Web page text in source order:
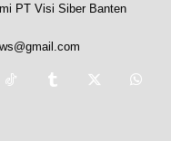
PT Visi Siber Banten